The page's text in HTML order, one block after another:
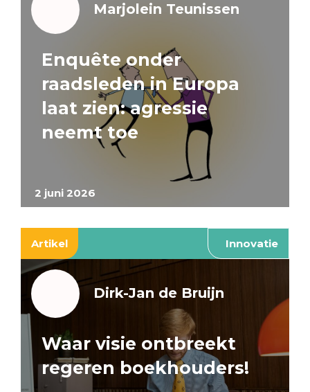
2 juni 2026
Marjolein Teunissen
Enquête onder
raadsleden in Europa
laat zien: agressie
neemt toe
Artikel Innovatie
Dirk-Jan de Bruijn
Waar visie ontbreekt
regeren boekhouders!